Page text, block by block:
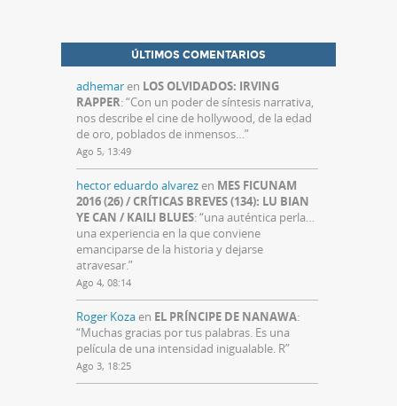
ÚLTIMOS COMENTARIOS
adhemaren LOS OLVIDADOS: IRVING
RAPPER: “Con un poder de síntesis narrativa,
nos describe el cine de hollywood, de la edad
de oro, poblados de inmensos…”
Ago 5, 13:49
hector eduardo alvarezen MES FICUNAM
2016 (26) / CRÍTICAS BREVES (134): LU BIAN
YE CAN / KAILI BLUES: “una auténtica perla…
una experiencia en la que conviene
emanciparse de la historia y dejarse
atravesar.”
Ago 4, 08:14
Roger Kozaen EL PRÍNCIPE DE NANAWA:
“Muchas gracias por tus palabras. Es una
película de una intensidad inigualable. R”
Ago 3, 18:25